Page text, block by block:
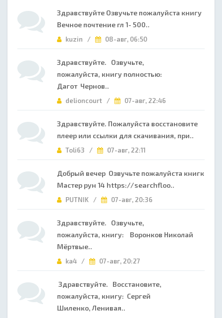
Здравствуйте Озвучьте пожалуйста книгу
Вечное почтение гл 1- 500..
kuzin / 08-авг, 06:50
Здравствуйте. Озвучьте,
пожалуйста, книгу полностью:
Дагот Чернов..
delioncourt / 07-авг, 22:46
Здравствуйте. Пожалуйста восстановите
плеер или ссылки для скачивания, при..
Toli63 / 07-авг, 22:11
Добрый вечер Озвучьте пожалуйста книгк
Мастер рун 14 https://searchfloo..
PUTNIK / 07-авг, 20:36
Здравствуйте. Озвучьте,
пожалуйста, книгу: Воронков Николай
Мёртвые..
ka4 / 07-авг, 20:27
Здравствуйте. Восстановите,
пожалуйста, книгу: Сергей
Шиленко, Ленивая..